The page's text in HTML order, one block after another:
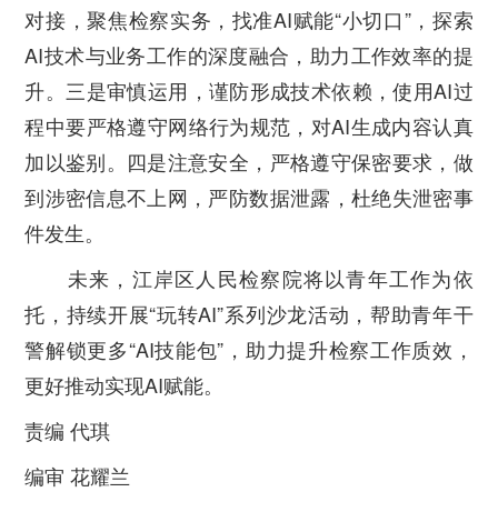
对接，聚焦检察实务，找准AI赋能“小切口”，探索
AI技术与业务工作的深度融合，助力工作效率的提
升。三是审慎运用，谨防形成技术依赖，使用AI过
程中要严格遵守网络行为规范，对AI生成内容认真
加以鉴别。四是注意安全，严格遵守保密要求，做
到涉密信息不上网，严防数据泄露，杜绝失泄密事
件发生。
未来，江岸区人民检察院将以青年工作为依
托，持续开展“玩转AI”系列沙龙活动，帮助青年干
警解锁更多“AI技能包”，助力提升检察工作质效，
更好推动实现AI赋能。
责编 代琪
编审 花耀兰